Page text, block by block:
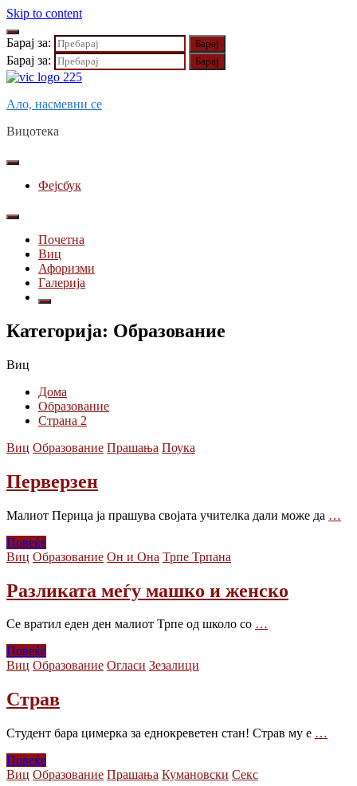
Skip to content
Барај за:
Барај за:
Ало, насмевни се
Вицотека
Фејсбук
Почетна
Виц
Афоризми
Галерија
Категорија: Образованиe
Виц
Дома
Образованиe
Страна 2
Виц Образованиe Прашања Поука
Перверзен
Малиот Пeрица ја прашува својата учителка дали може да …
Повеќе
Виц Образованиe Он и Она Трпе Трпана
Разликата меѓу машко и женско
Се вратил еден ден малиот Трпе од школо со …
Повеќе
Виц Образованиe Огласи Зезалици
Страв
Студент бара цимерка за еднокреветен стан! Страв му е …
Повеќе
Виц Образованиe Прашања Кумановски Секс